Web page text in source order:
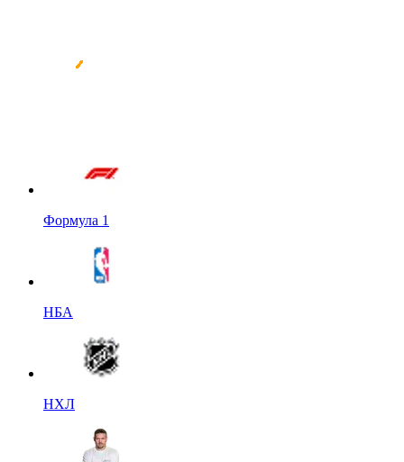
Формула 1
НБА
НХЛ